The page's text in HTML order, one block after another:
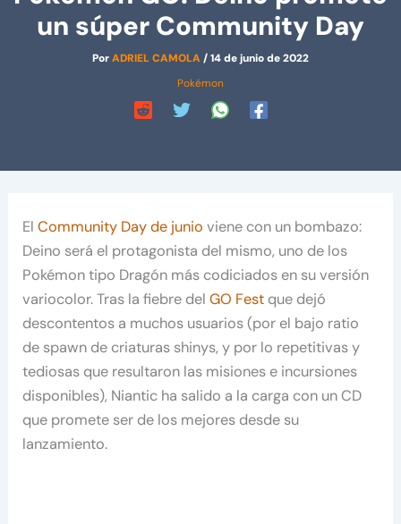
un súper Community Day
PorADRIEL CAMOLA/14 de junio de 2022
Pokémon
ElCommunity Day de junio viene con un bombazo:
Deino será el protagonista del mismo, uno de los
Pokémon tipo Dragón más codiciados en su versión
variocolor. Tras la fiebre delGO Fest que dejó
descontentos a muchos usuarios (por el bajo ratio
de spawn de criaturas shinys, y por lo repetitivas y
tediosas que resultaron las misiones e incursiones
disponibles), Niantic ha salido a la carga con un CD
que promete ser de los mejores desde su
lanzamiento.